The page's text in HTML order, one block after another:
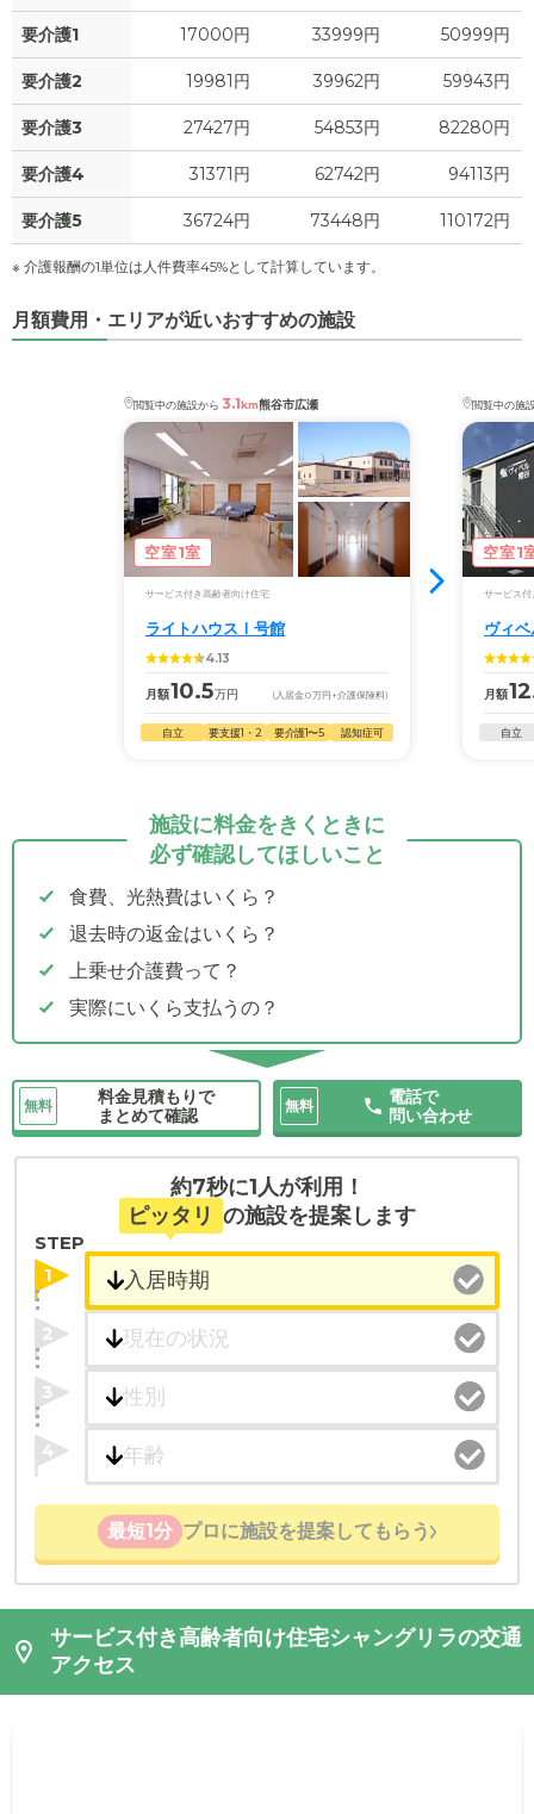
介護保険料 - 万円
水道・光熱費 0
上乗せ介護費 ? 0
その他 0
介護保険料 -
要介護1 17000円 33999円 50999円
要介護2 19981円 39962円 59943円
要介護3 27427円 54853円 82280円
要介護4 31371円 62742円 94113円
要介護5 36724円 73448円 110172円
※ 介護報酬の1単位は人件費率45%として計算しています。
月額費用・エリアが近いおすすめの施設
閲覧中の施設から 3.1km熊谷市広瀬
空室1室
サービス付き高齢者向け住宅
ライトハウスⅠ号館
4.13
月額10.5万円 (入居金0万円 +介護保険料)
自立 要支援1・2 要介護1〜5 認知症可
閲覧中の施
空室1
サービス付
ヴィ
月額
自立
施設に料金をきくときに
必ず確認してほしいこと
食費、光熱費はいくら？
退去時の返金はいくら？
上乗せ介護費って？
実際にいくら支払うの？
無料
料金見積もりで
まとめて確認
無料
電話で
問い合わせ
約7秒に1人が利用！
ピッタリ の施設を提案します
STEP
1
2
3
4
最短1分 プロに施設を提案してもらう
サービス付き高齢者向け住宅シャングリラの交通
アクセス